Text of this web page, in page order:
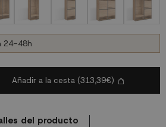
24-48h
Añadir a la cesta (313,39€)
del producto